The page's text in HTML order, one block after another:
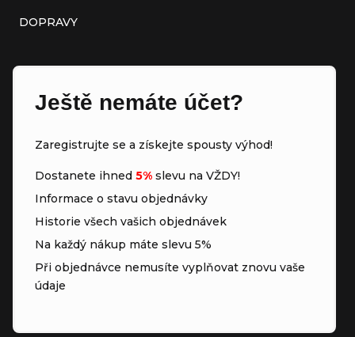
DOPRAVY
Ještě nemáte účet?
Zaregistrujte se a získejte spousty výhod!
Dostanete ihned 5% slevu na VŽDY!
Informace o stavu objednávky
Historie všech vašich objednávek
Na každý nákup máte slevu 5%
Při objednávce nemusíte vyplňovat znovu vaše
údaje